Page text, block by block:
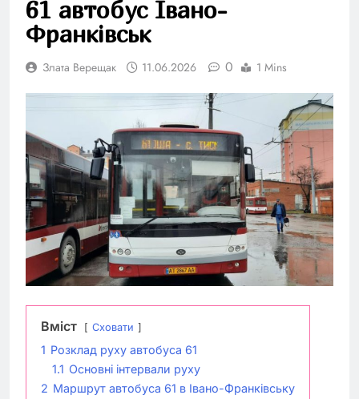
61 автобус Івано-
Франківськ
Злата Верещак 11.06.2026 0 1 Mins
Вміст Сховати
1 Розклад руху автобуса 61
1.1 Основні інтервали руху
2 Маршрут автобуса 61 в Івано-Франківську